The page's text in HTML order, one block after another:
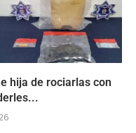
hija de rociarlas con